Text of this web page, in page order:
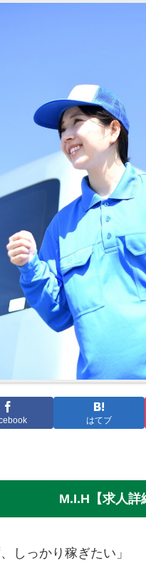
はてブ
M.I.H【求人詳
しっかり稼ぎたい」